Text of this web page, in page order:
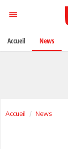
Accueil News
Accueil News